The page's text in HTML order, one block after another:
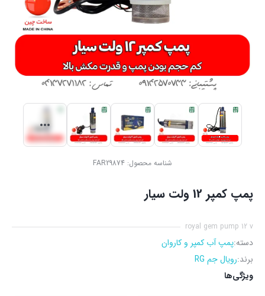
شناسه محصول: FAR29874
پمپ کمپر 12 ولت سیار
royal gem pump 12 v
دسته:پمپ آب کمپر و کاروان
برند:رویال جم RG
ویژگی‌ها